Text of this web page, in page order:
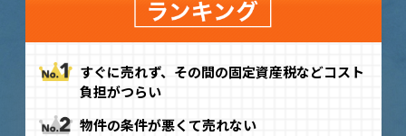
すぐに売れず、その間の固定資産税などコスト
負担がつらい
物件の条件が悪くて売れない